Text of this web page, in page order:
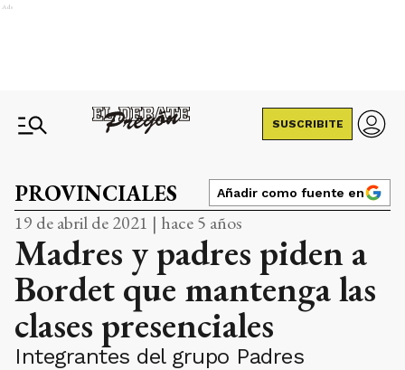
Ads
SUSCRIBITE
PROVINCIALES Añadir como fuente en
19 de abril de 2021 | hace 5 años
Madres y padres piden a
Bordet que mantenga las
clases presenciales
Integrantes del grupo Padres